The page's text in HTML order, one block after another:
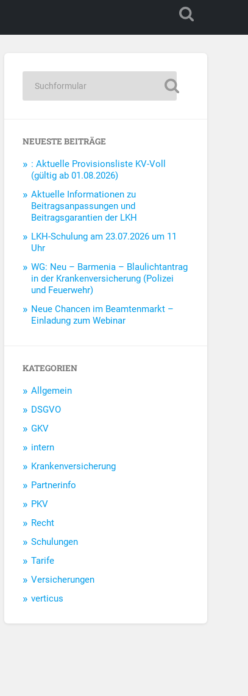
NEUESTE BEITRÄGE
: Aktuelle Provisionsliste KV-Voll
(gültig ab 01.08.2026)
Aktuelle Informationen zu
Beitragsanpassungen und
Beitragsgarantien der LKH
LKH-Schulung am 23.07.2026 um 11
Uhr
WG: Neu – Barmenia – Blaulichtantrag
in der Krankenversicherung (Polizei
und Feuerwehr)
Neue Chancen im Beamtenmarkt –
Einladung zum Webinar
KATEGORIEN
Allgemein
DSGVO
GKV
intern
Krankenversicherung
Partnerinfo
PKV
Recht
Schulungen
Tarife
Versicherungen
verticus